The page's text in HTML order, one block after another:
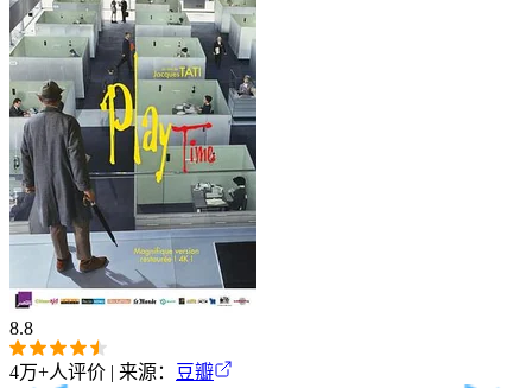
8.8
4万+人评价 | 来源： 豆瓣